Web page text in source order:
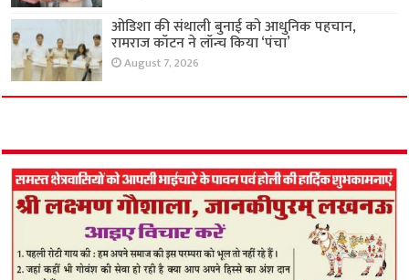
ओडिशा की संथाली बुनाई को आधुनिक पहचान,
रामराज कॉटन ने लॉन्च किया ‘पंचा’
August 7, 2026